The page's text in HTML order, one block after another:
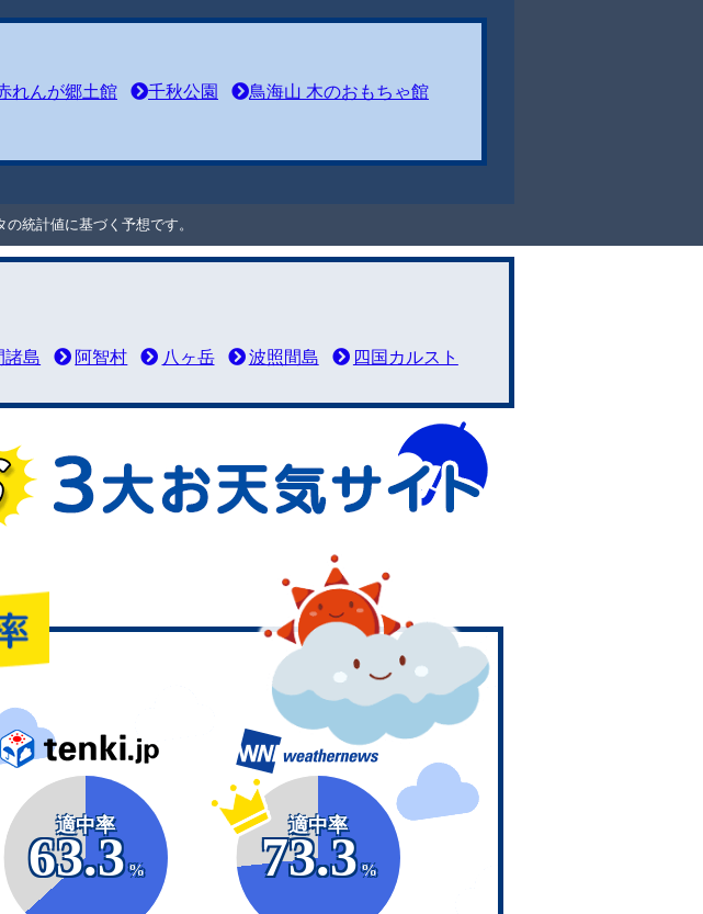
れんが郷土館 千秋公園
鳥海山 木のおもちゃ館
統計値に基づく予想です。
諸島 阿智村 八ヶ岳 波照間島 四国カルスト
適中率
63.3
%
適中率
73.3
%